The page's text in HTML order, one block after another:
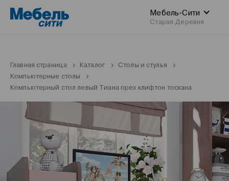
Мебель-Сити
Старая Деревня
Главная страница Каталог
Столы и стулья
Компьютерные столы
Компьютерный стол левый Тиана орех клифтон тоскана